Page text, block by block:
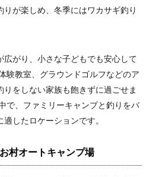
が楽しめ、冬季にはワカサギ釣り
広がり、小さな子どもでも安心して
験教室、グラウンドゴルフなどのア
をしない家族も飽きずに過ごせま
で、ファミリーキャンプと釣りをバ
したロケーションです。
村オートキャンプ場